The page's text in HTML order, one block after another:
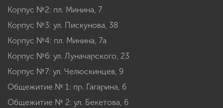
Корпус №2: пл. Минина, 7
Корпус №3: ул. Пискунова, 38
Корпус №4: пл. Минина, 7а
Корпус №6: ул. Луначарского, 23
Корпус №7: ул. Челюскинцев, 9
Общежитие № 1: пр. Гагарина, 6
Общежитие № 2: ул. Бекетова, 6